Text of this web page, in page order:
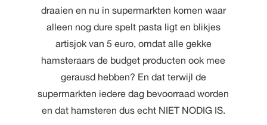
draaien en nu in supermarkten komen waar
alleen nog dure spelt pasta ligt en blikjes
artisjok van 5 euro, omdat alle gekke
hamsteraars de budget producten ook mee
gerausd hebben? En dat terwijl de
supermarkten iedere dag bevoorraad worden
en dat hamsteren dus echt NIET NODIG IS.